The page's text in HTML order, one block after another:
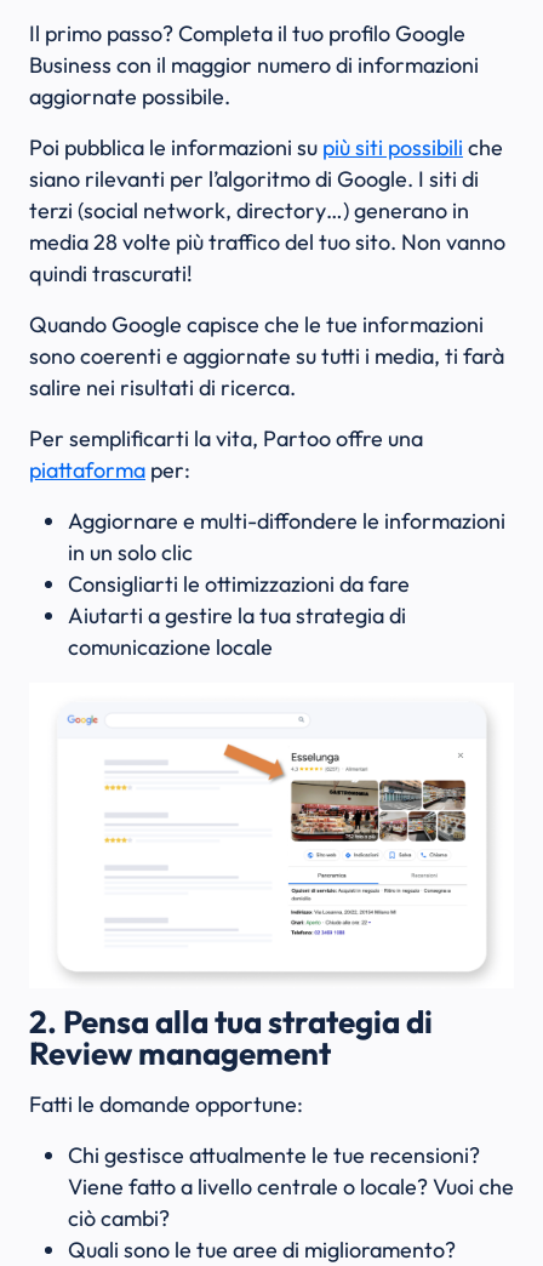
Il primo passo? Completa il tuo profilo Google
Business con il maggior numero di informazioni
aggiornate possibile.
Poi pubblica le informazioni su più siti possibili che
siano rilevanti per l’algoritmo di Google. I siti di
terzi (social network, directory…) generano in
media 28 volte più traffico del tuo sito. Non vanno
quindi trascurati!
Quando Google capisce che le tue informazioni
sono coerenti e aggiornate su tutti i media, ti farà
salire nei risultati di ricerca.
Per semplificarti la vita, Partoo offre una
piattaforma per:
Aggiornare e multi-diffondere le informazioni
in un solo clic
Consigliarti le ottimizzazioni da fare
Aiutarti a gestire la tua strategia di
comunicazione locale
2. Pensa alla tua strategia di
Review management
Fatti le domande opportune:
Chi gestisce attualmente le tue recensioni?
Viene fatto a livello centrale o locale? Vuoi che
ciò cambi?
Quali sono le tue aree di miglioramento?